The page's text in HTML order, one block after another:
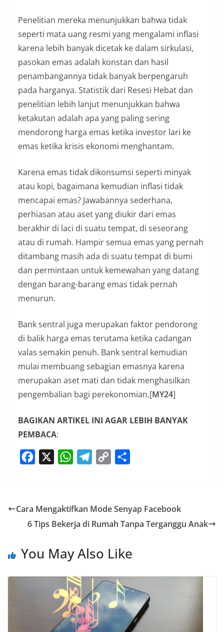
Penelitian mereka menunjukkan bahwa tidak
seperti mata uang resmi yang mengalami inflasi
karena lebih banyak dicetak ke dalam sirkulasi,
pasokan emas adalah konstan dan hasil
penambangannya tidak banyak berpengaruh
pada harganya. Statistik dari Resesi Hebat dan
penelitian lebih lanjut menunjukkan bahwa
ketakutan adalah apa yang paling sering
mendorong harga emas ketika investor lari ke
emas ketika krisis ekonomi menghantam.
Karena emas tidak dikonsumsi seperti minyak
atau kopi, bagaimana kemudian inflasi tidak
mencapai emas? Jawabannya sederhana,
perhiasan atau aset yang diukir dari emas
berakhir di laci di suatu tempat, di seseorang
atau di rumah. Hampir semua emas yang pernah
ditambang masih ada di suatu tempat di bumi
dan permintaan untuk kemewahan yang datang
dengan barang-barang emas tidak pernah
menurun.
Bank sentral juga merupakan faktor pendorong
di balik harga emas terutama ketika cadangan
valas semakin penuh. Bank sentral kemudian
mulai membuang sebagian emasnya karena
merupakan aset mati dan tidak menghasilkan
pengembalian bagi perekonomian.[MY24]
BAGIKAN ARTIKEL INI AGAR LEBIH BANYAK
PEMBACA:
k
W
A
p
m
n
k
e
Cara Mengaktifkan Mode Senyap Facebook
6 Tips Bekerja di Rumah Tanpa Terganggu Anak
You May Also Like